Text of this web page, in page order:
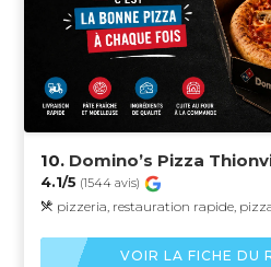
10. Domino’s Pizza
4.1/5 (1544 avis)
pizzeria, restauration rapide,
VOIR LA FICHE DU